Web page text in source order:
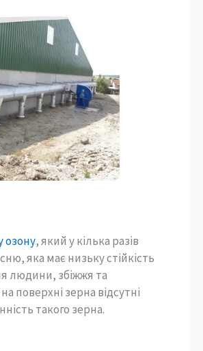
озону, який у кілька разів
яка має низьку стійкість
людини, збіжжя та
поверхні зерна відсутні
такого зерна.